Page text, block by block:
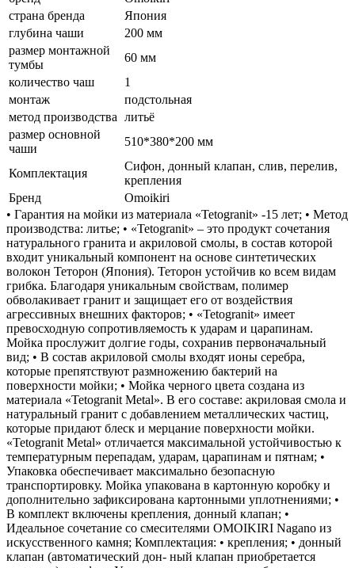
страна бренда
Япония
глубина чаши
200 мм
размер монтажной
тумбы
60 мм
количество чаш
1
монтаж
подстольная
метод производства литьё
размер основной
чаши
510*380*200 мм
Комплектация
Сифон, донный клапан, слив, перелив,
крепления
Бренд
Omoikiri
• Гарантия на мойки из материала «Tetogranit» -15 лет; • Метод
производства: литье; • «Tetogranit» – это продукт сочетания
натурального гранита и акриловой смолы, в состав которой
входит уникальный компонент на основе синтетических
волокон Теторон (Япония). Теторон устойчив ко всем видам
грибка. Благодаря уникальным свойствам, полимер
обволакивает гранит и защищает его от воздействия
агрессивных внешних факторов; • «Tetogranit» имеет
превосходную сопротивляемость к ударам и царапинам.
Мойка прослужит долгие годы, сохранив первоначальный
вид; • В состав акриловой смолы входят ионы серебра,
которые препятствуют размножению бактерий на
поверхности мойки; • Мойка черного цвета создана из
материала «Tetogranit Metal». В его составе: акриловая смола и
натуральный гранит с добавлением металлических частиц,
которые придают блеск и мерцание поверхности мойки.
«Tetogranit Metal» отличается максимальной устойчивостью к
температурным перепадам, ударам, царапинам и пятнам; •
Упаковка обеспечивает максимально безопасную
транспортировку. Мойка упакована в картонную коробку и
дополнительно зафиксирована картонными уплотнениями; •
В комплект включены крепления, донный клапан; •
Идеальное сочетание со смесителями OMOIKIRI Nagano из
искусственного камня; Комплектация: • крепления; • донный
клапан (автоматический дон- ный клапан приобретается